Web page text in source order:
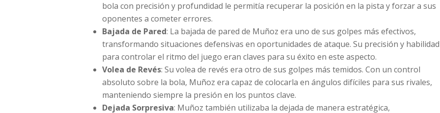
bola con precisión y profundidad le permitía recuperar la posición en la pista y forzar a sus
oponentes a cometer errores.
Bajada de Pared: La bajada de pared de Muñoz era uno de sus golpes más efectivos,
transformando situaciones defensivas en oportunidades de ataque. Su precisión y habilidad
para controlar el ritmo del juego eran claves para su éxito en este aspecto.
Volea de Revés: Su volea de revés era otro de sus golpes más temidos. Con un control
absoluto sobre la bola, Muñoz era capaz de colocarla en ángulos difíciles para sus rivales,
manteniendo siempre la presión en los puntos clave.
Dejada Sorpresiva: Muñoz también utilizaba la dejada de manera estratégica,